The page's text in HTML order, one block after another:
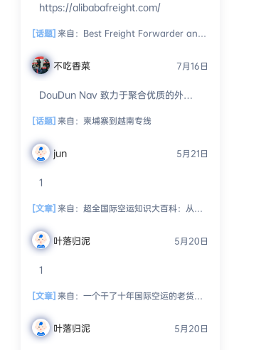
https://alibabafreight.com/
[话题]来自： Best Freight Forwarder and Customs Broker
不吃香菜 7月16日
DouDun Nav 致力于聚合优质的外贸
道，并通过人工审核进行精细化分
[话题]来自： 柬埔寨到越南专线 ​
jun 5月21日
1
[文章]来自： 超全国际空运知识大百科：从入门到精通，玩转空中物流！
叶落归泥 5月20日
1
[文章]来自： 一个干了十年国际空运的老货代，跟你絮叨絮叨这一路的坑坑洼洼、人情冷暖、半夜惊醒的冷汗和偶尔尝到的那点甜头
叶落归泥 5月20日